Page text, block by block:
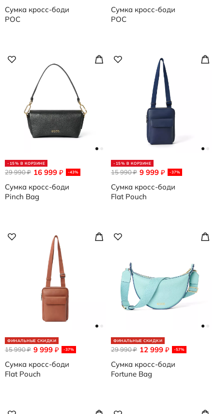
Сумка кросс-боди
POC
Сумка кросс-боди
POC
-15% В КОРЗИНЕ
16 999 ₽ -43%
29 990₽
Сумка кросс-боди
Pinch Bag
-15% В КОРЗИНЕ
9 999 ₽ -37%
15 990₽
Сумка кросс-боди
Flat Pouch
ФИНАЛЬНЫЕ СКИДКИ
9 999 ₽ -37%
15 990₽
Сумка кросс-боди
Flat Pouch
ФИНАЛЬНЫЕ СКИДКИ
12 999 ₽ -57%
29 990₽
Сумка кросс-боди
Fortune Bag